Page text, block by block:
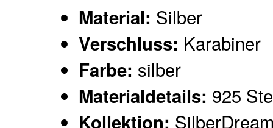
Material: Silber
Verschluss: Karabiner
Farbe: silber
Materialdetails: 925
Kollektion: